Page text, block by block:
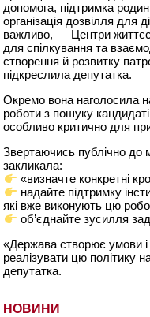
НОВИНИ
допомога, підтримка
організація дозвілля для
важливо, — Центри
для спілкування та
створення й розвитку
підкреслила депутатка.
Окремо вона наголосила
роботи з пошуку
особливо критично для
Звертаючись публічно до
закликала:
«визначте конкретні
надайте підтримку
які вже виконують цю
об’єднайте зусилля
«Держава створює умови
реалізувати цю політику
депутатка.